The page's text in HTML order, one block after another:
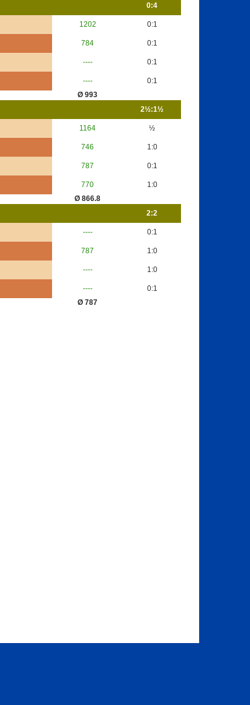
0:4
1202 0:1
784 0:1
---- 0:1
----
0:1
Ø 993
2½:1½
1164 ½
746 1:0
787 0:1
770
1:0
Ø 866.8
2:2
---- 0:1
787 1:0
---- 1:0
----
0:1
Ø 787